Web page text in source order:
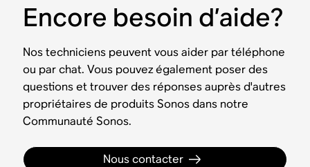
Encore besoin d’aide?
Nos techniciens peuvent vous aider par téléphone
ou par chat. Vous pouvez également poser des
questions et trouver des réponses auprès d'autres
propriétaires de produits Sonos dans notre
Communauté Sonos.
Nous contacter